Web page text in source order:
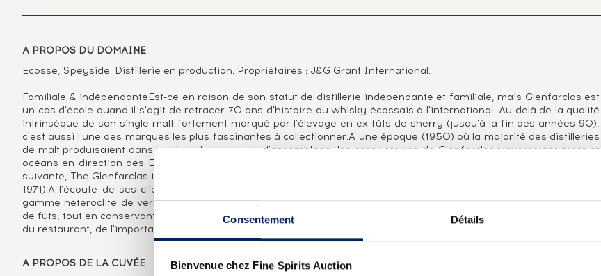
Consentement Détails
Bienvenue chez Fine Spirits Auction
A PROPOS DU DOMAINE
Ecosse, Speyside. Distillerie en production. Propriétaires : J&G Grant International.
Familiale & indépendanteEst-ce en raison de son statut de distillerie indépendante et familiale, mais Glenfarclas est
un cas d'école quand il s'agit de retracer 70 ans d'histoire du whisky écossais à l'international. Au-delà de la qualité
intrinsèque de son single malt fortement marqué par l'élevage en ex-fûts de sherry (jusqu'à la fin des années 90),
c'est aussi l'une des marques les plus fascinantes à collectionner.A une époque (1950) où la majorité des distilleries
de malt produisaient dans l'ombre des sociétés d'assemblage, les propriétaires de Glenfarclas traversaient mers et
océans en direction des Etats Unis, de l'Afrique du Sud et de l'Australie, pour vendre leur single malt. La décennie
suivante, The Glenfarclas inondait littéralement le marché italien, friand de malts très jeunes (The Glenfarclas 5 ans,
1971).A l'écoute de ses clients, la distillerie décline ses étiquettes et ses flacons à l'infini et composent ainsi une
gamme hétéroclite de versions jeunes ou âgées, parfois millésimées, de single casks et de small batchs, de bruts
de fûts, tout en conservant son caractère authentique. Ainsi, de nombreuses éditions limitées portent le nom du bar,
du restaurant, de l'importateur et parfois même du client particulier pour lequel l'embouteillage a été produit.
A PROPOS DE LA CUVÉE